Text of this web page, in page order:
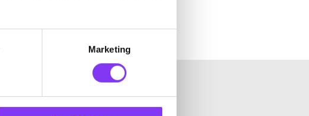
Marketing